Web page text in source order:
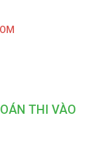
THI VÀO